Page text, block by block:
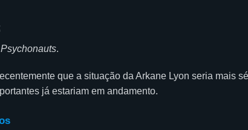
Psychonauts.
que a situação da Arkane Lyon seria mais
já estariam em andamento.